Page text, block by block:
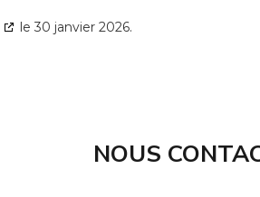
le 30 janvier 2026.
NOUS